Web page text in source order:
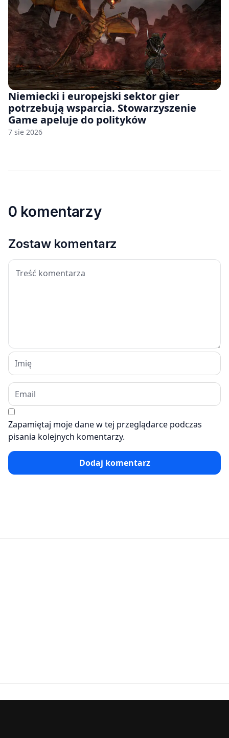
Niemiecki i europejski sektor gier
potrzebują wsparcia. Stowarzyszenie
Game apeluje do polityków
7 sie 2026
0 komentarzy
Zostaw komentarz
Zapamiętaj moje dane w tej przeglądarce podczas
pisania kolejnych komentarzy.
Dodaj komentarz